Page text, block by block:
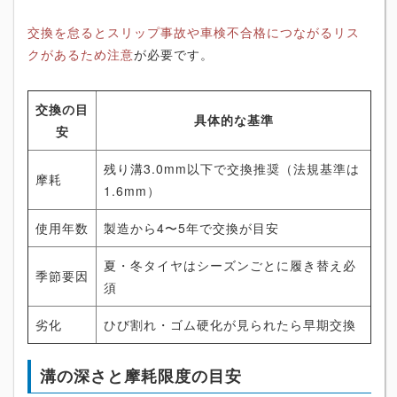
交換を怠るとスリップ事故や車検不合格につながるリス
クがあるため注意が必要です。
交換の目
安
具体的な基準
摩耗
残り溝3.0mm以下で交換推奨（法規基準は
1.6mm）
使用年数 製造から4〜5年で交換が目安
季節要因
夏・冬タイヤはシーズンごとに履き替え必
須
劣化 ひび割れ・ゴム硬化が見られたら早期交換
溝の深さと摩耗限度の目安